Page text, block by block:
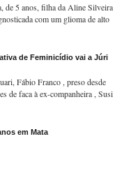
de 5 anos, filha da Aline Silveira
com um glioma de alto
de Feminicídio vai a Júri
Fábio Franco , preso desde
de faca à ex-companheira , Susi
em Mata